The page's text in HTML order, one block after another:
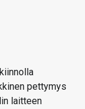
pettymys
laitteen